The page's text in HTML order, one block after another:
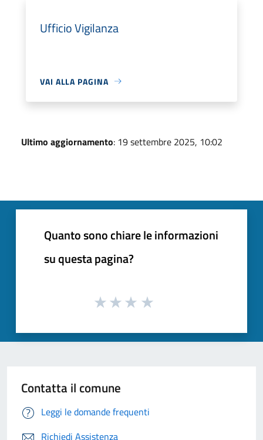
Ufficio Vigilanza
VAI ALLA PAGINA
Ultimo aggiornamento: 19 settembre 2025, 10:02
Quanto sono chiare le informazioni
su questa pagina?
Contatta il comune
Leggi le domande frequenti
Richiedi Assistenza